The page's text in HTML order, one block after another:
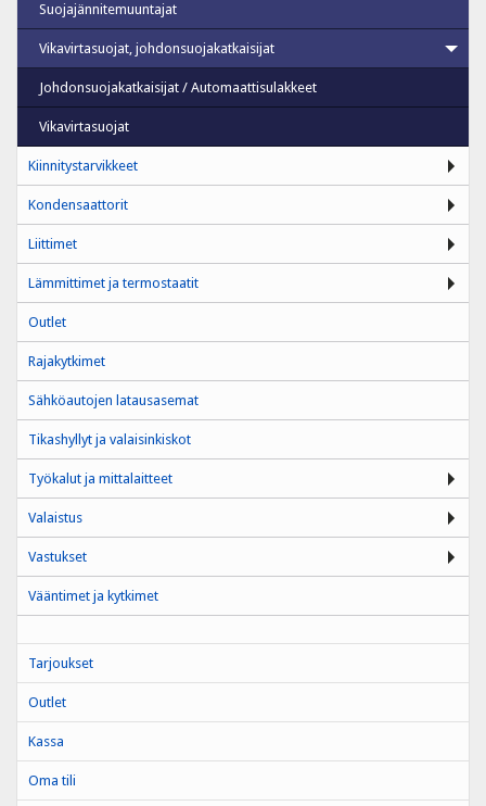
Suojajännitemuuntajat
Vikavirtasuojat, johdonsuojakatkaisijat
Johdonsuojakatkaisijat / Automaattisulakkeet
Vikavirtasuojat
Kiinnitystarvikkeet
Kondensaattorit
Liittimet
Lämmittimet ja termostaatit
Outlet
Rajakytkimet
Sähköautojen latausasemat
Tikashyllyt ja valaisinkiskot
Työkalut ja mittalaitteet
Valaistus
Vastukset
Vääntimet ja kytkimet
Tarjoukset
Outlet
Kassa
Oma tili